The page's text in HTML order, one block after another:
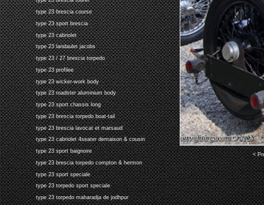
type 23 brescia course
type 23 sport brescia
type 23 cabriolet
type 23 landaulet jacobs
type 23 / 27 brescia torpedo
type 23 profilee
type 23 wicker-work body
type 23 roadster aluminium body
type 23 sport chassis long
type 23 brescia torpedo boat-tail
type 23 brescia lavocat et marsaud
type 23 cabriolet 4seater demaison & cousin
type 23 sport baignoire
type 23 brescia torpedo compton & hermon
type 23 sport speciale
type 23 torpedo sport speciale
type 23 torpedo maharadja de jodhpur
<